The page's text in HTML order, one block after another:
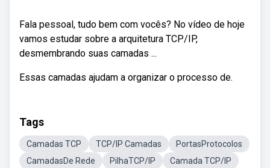
Fala pessoal, tudo bem com vocês? No vídeo de hoje
vamos estudar sobre a arquitetura TCP/IP,
desmembrando suas camadas ...
Essas camadas ajudam a organizar o processo de.
Tags
Camadas TCP TCP/IP Camadas
PortasProtocolos
CamadasDe Rede
PilhaTCP/IP Camada TCP/IP